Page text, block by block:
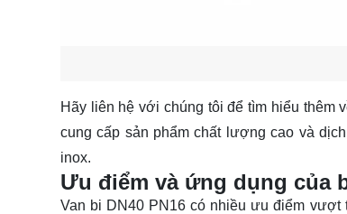
Hãy liên hệ với chúng tôi để tìm hiểu thêm
cung cấp sản phẩm chất lượng cao và
inox.
Ưu điểm và ứng dụng của
Van bi DN40 PN16 có nhiều ưu điểm